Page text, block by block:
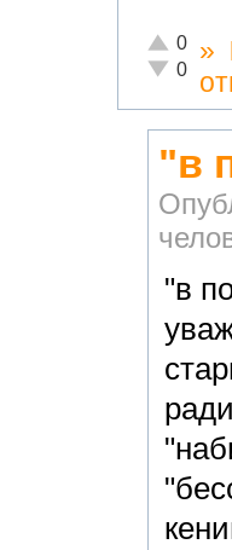
Отлично!
0
0
»
"в
"в